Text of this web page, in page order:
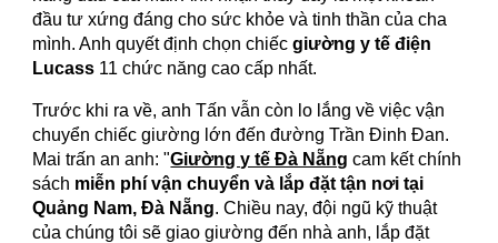
đầu tư xứng đáng cho sức khỏe và tinh thần của cha
mình. Anh quyết định chọn chiếcgiường y tế điện
Lucass 11 chức năng cao cấp nhất.
Trước khi ra về, anh Tấn vẫn còn lo lắng về việc vận
chuyển chiếc giường lớn đến đường Trần Đinh Đan.
Mai trấn an anh: "Giường y tế Đà Nẵng cam kết chính
sách miễn phí vận chuyển và lắp đặt tận nơi tại
Quảng Nam, Đà Nẵng. Chiều nay, đội ngũ kỹ thuật
của chúng tôi sẽ giao giường đến nhà anh, lắp đặt